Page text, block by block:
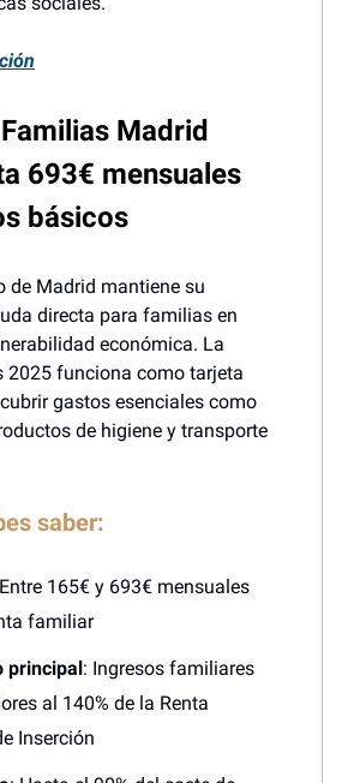
Madrid
693€ mensuales
básicos
de Madrid mantiene su
directa para familias en
económica. La
2025 funciona como tarjeta
gastos esenciales como
de higiene y transporte
saber:
165€ y 693€ mensuales
familiar
principal : Ingresos familiares
al 140% de la Renta
Inserción